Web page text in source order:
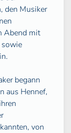
den Musiker
Abend mit
sowie
begann
aus Hennef,
von